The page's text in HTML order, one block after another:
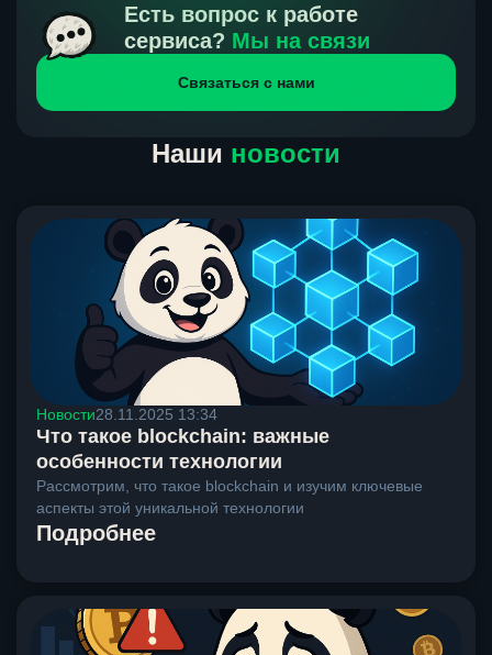
получения нами средств от тебя, а на другой части
направлений курс, указанный на сайте, является
окончательным. Если сомневаешься, напиши в онлайн-
чат на сайте, мы поможем разобраться.
Есть вопрос к работе
сервиса? Мы на связи
Связаться с нами
Наши новости
Новости28.11.2025 13:34
Что такое blockchain: важные
особенности технологии
Рассмотрим, что такое blockchain и изучим ключевые
аспекты этой уникальной технологии
Подробнее